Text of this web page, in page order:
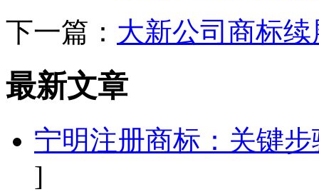
下一篇： 大新公司商标
最新文章
宁明注册商标：关键
]